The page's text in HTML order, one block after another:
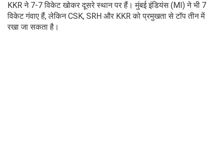
KKR ने 7-7 विकेट खोकर दूसरे स्थान पर हैं। मुंबई इंडियंस (MI) ने भी 7
विकेट गंवाए हैं, लेकिन CSK, SRH और KKR को प्रमुखता से टॉप तीन में
रखा जा सकता है।